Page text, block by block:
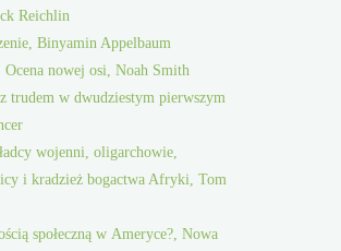
Reichlin
Binyamin Appelbaum
Ocena nowej osi, Noah Smith
trudem w dwudziestym pierwszym
wojenni, oligarchowie,
i kradzież bogactwa Afryki, Tom
społeczną w Ameryce?, Nowa